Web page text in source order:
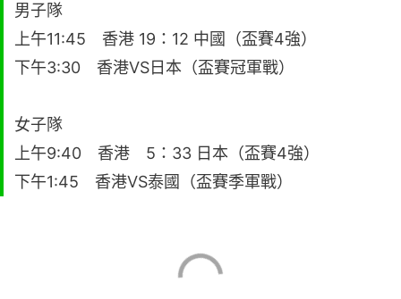
男子隊
上午11:45 香港 19：12 中國（盃賽4強）
下午3:30 香港VS日本（盃賽冠軍戰）
女子隊
上午9:40 香港 5：33 日本（盃賽4強）
下午1:45 香港VS泰國（盃賽季軍戰）